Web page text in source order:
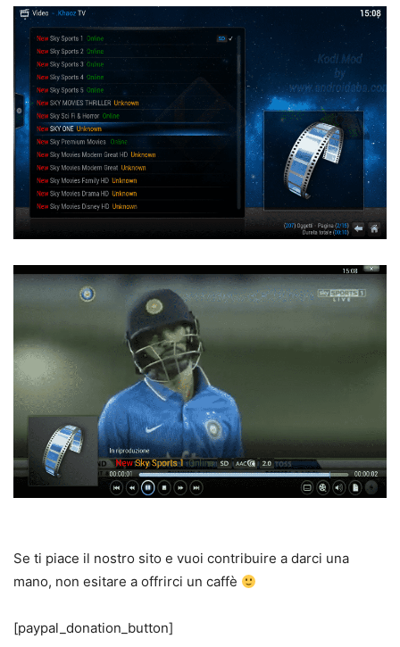
Se ti piace il nostro sito e vuoi contribuire a darci una
mano, non esitare a offrirci un caffè
[paypal_donation_button]